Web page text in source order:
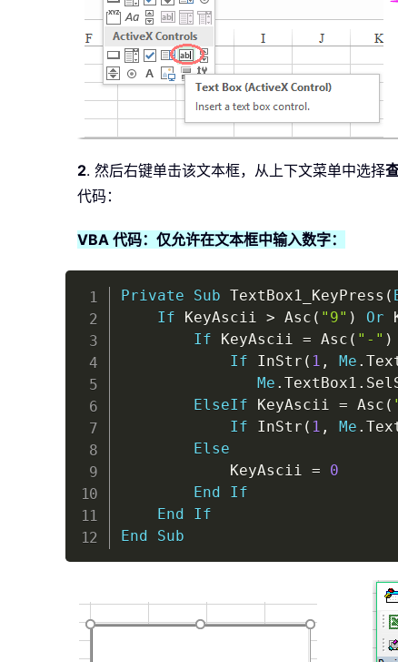
2. 然后右键单击该文本框，从上下文菜单中选择
代码：
VBA 代码：仅允许在文本框中输入数字：
Private Sub TextBox1_KeyPress (
If KeyAscii > Asc ( "9" ) Or
If KeyAscii = Asc ( "-" )
If InStr ( 1 , Me .
Me . TextBox1 .
ElseIf KeyAscii = Asc (
If InStr ( 1 , Me .
Else
            KeyAscii
=
0
End
If
End
If
End
Sub